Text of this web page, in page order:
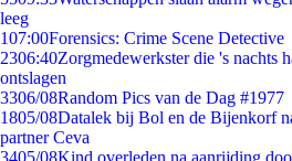
leeg
107:00Forensics: Crime Scene Detective
2306:40Zorgmedewerkster die 's nachts
ontslagen
3306/08Random Pics van de Dag #1977
1805/08Datalek bij Bol en de Bijenkorf
partner Ceva
3405/08Kind overleden na aanrijding